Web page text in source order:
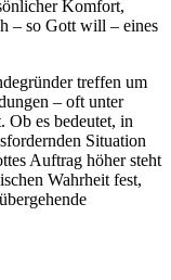
Komfort,
– so Gott will – eines
treffen um
– oft unter
Ob es bedeutet, in
Situation
Auftrag höher steht
Wahrheit fest,